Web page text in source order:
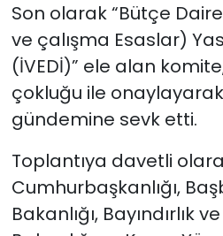
Son olarak “Bütçe
ve çalışma Esaslar)
(İVEDİ)” ele alan
çokluğu ile
gündemine sevk etti.
Toplantıya davetli
Cumhurbaşkanlığı,
Bakanlığı, Bayındırlık